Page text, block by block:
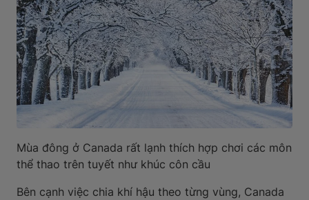
Mùa đông ở Canada rất lạnh thích hợp chơi các môn
thể thao trên tuyết như khúc côn cầu
Bên cạnh việc chia khí hậu theo từng vùng, Canada